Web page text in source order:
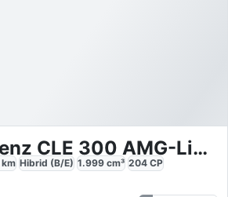
Mercedes-Benz CLE 300 AMG-Line Premium
km Hibrid (B/E) 1.999 cm³ 204 CP